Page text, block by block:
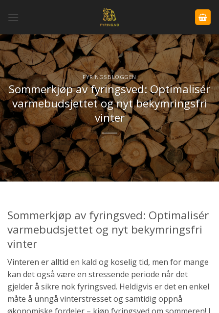
FYRINGSBLOGGEN
Sommerkjøp av fyringsved: Optimalisér
varmebudsjettet og nyt bekymringsfri
vinter
Sommerkjøp av fyringsved: Optimalisér
varmebudsjettet og nyt bekymringsfri
vinter
Vinteren er alltid en kald og koselig tid, men for mange
kan det også være en stressende periode når det
gjelder å sikre nok fyringsved. Heldigvis er det en enkel
måte å unngå vinterstresset og samtidig oppnå